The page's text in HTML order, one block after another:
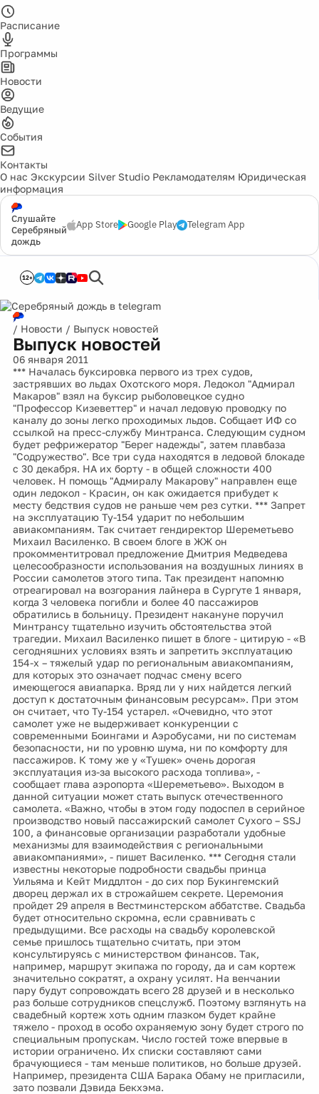
Расписание
Программы
Новости
Ведущие
События
Контакты
О нас Экскурсии Silver Studio Рекламодателям Юридическая
информация
Слушайте
Серебряный
дождь
App Store Google Play Telegram App
12+
/ Новости / Выпуск новостей
Выпуск новостей
06 января 2011
*** Началась буксировка первого из трех судов,
застрявших во льдах Охотского моря. Ледокол "Адмирал
Макаров" взял на буксир рыболовецкое судно
"Профессор Кизеветтер" и начал ледовую проводку по
каналу до зоны легко проходимых льдов. Собщает ИФ со
ссылкой на пресс-службу Минтранса. Следующим судном
будет рефрижератор "Берег надежды", затем плавбаза
"Содружество". Все три суда находятся в ледовой блокаде
с 30 декабря. НА их борту - в общей сложности 400
человек. Н помощь "Адмиралу Макарову" направлен еще
один ледокол - Красин, он как ожидается прибудет к
месту бедствия судов не раньше чем рез сутки. *** Запрет
на эксплуатацию Ту-154 ударит по небольшим
авиакомпаниям. Так считает гендиректор Шереметьево
Михаил Василенко. В своем блоге в ЖЖ он
прокомментитровал предложение Дмитрия Медведева
целесообразности использования на воздушных линиях в
России самолетов этого типа. Так президент напомню
отреагировал на возгорания лайнера в Сургуте 1 января,
когда 3 человека погибли и более 40 пассажиров
обратились в больницу. Президент накануне поручил
Минтрансу тщательно изучить обстоятельства этой
трагедии. Михаил Василенко пишет в блоге - цитирую - «В
сегодняшних условиях взять и запретить эксплуатацию
154-х – тяжелый удар по региональным авиакомпаниям,
для которых это означает подчас смену всего
имеющегося авиапарка. Вряд ли у них найдется легкий
доступ к достаточным финансовым ресурсам». При этом
он считает, что Ту-154 устарел. «Очевидно, что этот
самолет уже не выдерживает конкуренции с
современными Боингами и Аэробусами, ни по системам
безопасности, ни по уровню шума, ни по комфорту для
пассажиров. К тому же у «Тушек» очень дорогая
эксплуатация из-за высокого расхода топлива», -
сообщает глава аэропорта «Шереметьево». Выходом в
данной ситуации может стать выпуск отечественного
самолета. «Важно, чтобы в этом году подоспел в серийное
производство новый пассажирский самолет Сухого – SSJ
100, а финансовые организации разработали удобные
механизмы для взаимодействия с региональными
авиакомпаниями», - пишет Василенко. *** Сегодня стали
известны некоторые подробности свадьбы принца
Уильяма и Кейт Миддлтон - до сих пор Букингемский
дворец держал их в строжайшем секрете. Церемония
пройдет 29 апреля в Вестминстерском аббатстве. Свадьба
будет относительно скромна, если сравнивать с
предыдущими. Все расходы на свадьбу королевской
семье пришлось тщательно считать, при этом
консультируясь с министерством финансов. Так,
например, маршрут экипажа по городу, да и сам кортеж
значительно сократят, а охрану усилят. На венчании
пару будут сопровождать всего 28 друзей и в несколько
раз больше сотрудников спецслужб. Поэтому взглянуть на
свадебный кортеж хоть одним глазком будет крайне
тяжело - проход в особо охраняемую зону будет строго по
специальным пропускам. Число гостей тоже впервые в
истории ограничено. Их списки составляют сами
брачующиеся - там меньше политиков, но больше друзей.
Например, президента США Барака Обаму не пригласили,
зато позвали Дэвида Бекхэма.